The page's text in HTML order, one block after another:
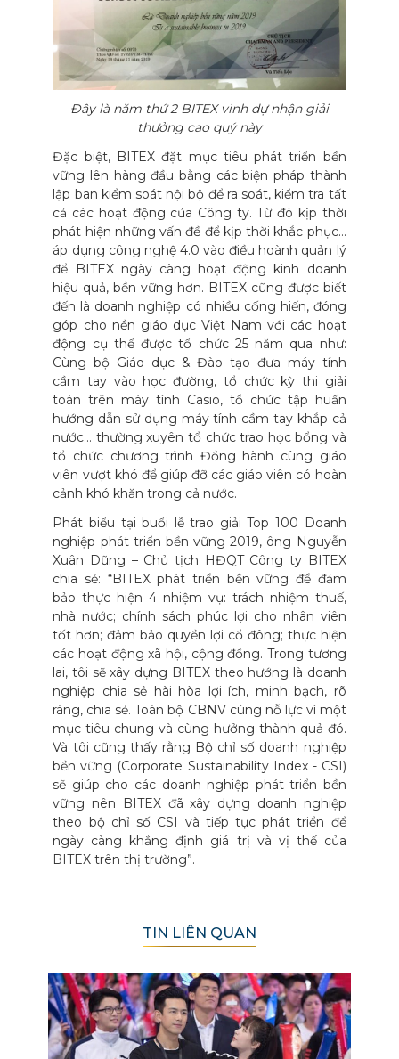
Đây là năm thứ 2 BITEX vinh dự nhận giải
thưởng cao quý này
Đặc biệt, BITEX đặt mục tiêu phát triển bền
vững lên hàng đầu bằng các biện pháp thành
lập ban kiểm soát nội bộ để ra soát, kiểm tra tất
cả các hoạt động của Công ty. Từ đó kịp thời
phát hiện những vấn đề để kịp thời khắc phục…
áp dụng công nghệ 4.0 vào điều hoành quản lý
để BITEX ngày càng hoạt động kinh doanh
hiệu quả, bền vững hơn. BITEX cũng được biết
đến là doanh nghiệp có nhiều cống hiến, đóng
góp cho nền giáo dục Việt Nam với các hoạt
động cụ thể được tổ chức 25 năm qua như:
Cùng bộ Giáo dục & Đào tạo đưa máy tính
cầm tay vào học đường, tổ chức kỳ thi giải
toán trên máy tính Casio, tổ chức tập huấn
hướng dẫn sử dụng máy tính cầm tay khắp cả
nước… thường xuyên tổ chức trao học bổng và
tổ chức chương trình Đồng hành cùng giáo
viên vượt khó để giúp đỡ các giáo viên có hoàn
cảnh khó khăn trong cả nước.
Phát biểu tại buổi lễ trao giải Top 100 Doanh
nghiệp phát triển bền vững 2019, ông Nguyễn
Xuân Dũng – Chủ tịch HĐQT Công ty BITEX
chia sẻ: “BITEX phát triển bền vững để đảm
bảo thực hiện 4 nhiệm vụ: trách nhiệm thuế,
nhà nước; chính sách phúc lợi cho nhân viên
tốt hơn; đảm bảo quyền lợi cổ đông; thực hiện
các hoạt động xã hội, cộng đồng. Trong tương
lai, tôi sẽ xây dựng BITEX theo hướng là doanh
nghiệp chia sẻ hài hòa lợi ích, minh bạch, rõ
ràng, chia sẻ. Toàn bộ CBNV cùng nỗ lực vì một
mục tiêu chung và cùng hưởng thành quả đó.
Và tôi cũng thấy rằng Bộ chỉ số doanh nghiệp
bền vững (Corporate Sustainability Index - CSI)
sẽ giúp cho các doanh nghiệp phát triển bền
vững nên BITEX đã xây dựng doanh nghiệp
theo bộ chỉ số CSI và tiếp tục phát triển để
ngày càng khẳng định giá trị và vị thế của
BITEX trên thị trường”.
TIN LIÊN QUAN